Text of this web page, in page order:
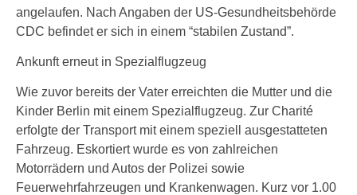
angelaufen. Nach Angaben der US-Gesundheitsbehörde
CDC befindet er sich in einem “stabilen Zustand”.
Ankunft erneut in Spezialflugzeug
Wie zuvor bereits der Vater erreichten die Mutter und die
Kinder Berlin mit einem Spezialflugzeug. Zur Charité
erfolgte der Transport mit einem speziell ausgestatteten
Fahrzeug. Eskortiert wurde es von zahlreichen
Motorrädern und Autos der Polizei sowie
Feuerwehrfahrzeugen und Krankenwagen. Kurz vor 1.00